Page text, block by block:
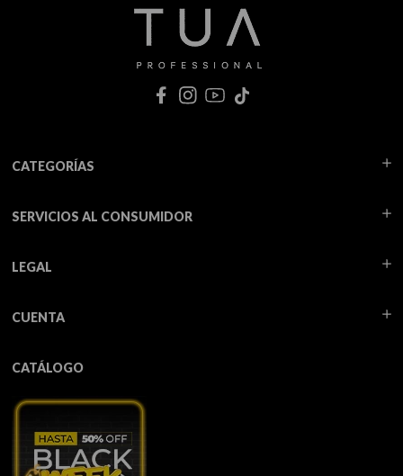
CATEGORÍAS
SERVICIOS AL CONSUMIDOR
LEGAL
CUENTA
CATÁLOGO